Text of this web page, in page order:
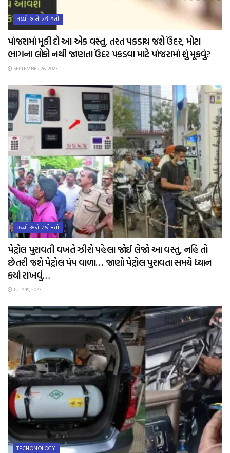
તથ્યો અને હકીકતો
પાંજરામાં મૂકી દો આ એક વસ્તુ, તરત પકડાય જશે ઉંદર, મોટા
ભાગના લોકો નથી જાણતા ઉંદર પકડવા માટે પાંજરામાં શું મૂકવું?
SEPTEMBER 26, 2023
તથ્યો અને હકીકતો
પેટ્રોલ પુરાવતી વખતે ઝીરો પહેલા જોઈ લેજો આ વસ્તુ, નહિ તો
છેતરી જશે પેટ્રોલ પંપ વાળા… જાણો પેટ્રોલ પુરાવતા સમયે ધ્યાન
ક્યાં રાખવું…
JULY 19, 2023
TECHONOLOGY